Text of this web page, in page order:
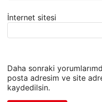
İnternet sitesi
Daha sonraki
posta adresim ve site
kaydedilsin.